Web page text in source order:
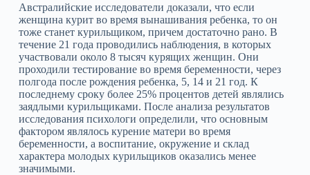
Австралийские исследователи доказали, что если
женщина курит во время вынашивания ребенка, то он
тоже станет курильщиком, причем достаточно рано. В
течение 21 года проводились наблюдения, в которых
участвовали около 8 тысяч курящих женщин. Они
проходили тестирование во время беременности, через
полгода после рождения ребенка, 5, 14 и 21 год. К
последнему сроку более 25% процентов детей являлись
заядлыми курильщиками. После анализа результатов
исследования психологи определили, что основным
фактором являлось курение матери во время
беременности, а воспитание, окружение и склад
характера молодых курильщиков оказались менее
значимыми.